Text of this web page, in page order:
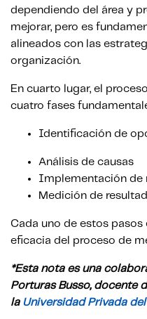
dependiendo del área y
mejorar, pero es
alineados con las
organización.
En cuarto lugar, el
cuatro fases
Identificación de
Análisis de causas
Implementación de
Medición de
Cada uno de estos pasos
eficacia del proceso de
*Esta nota es una
Porturas Busso, docente
la Universidad Privada